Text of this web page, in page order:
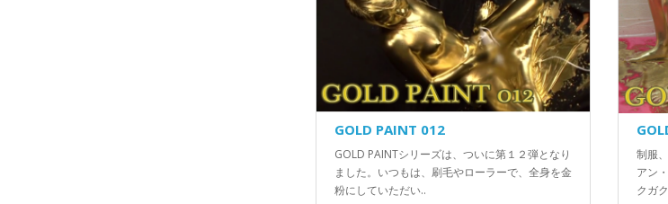
GOLD PAINT 012
GOLD PAINTシリーズは、ついに第１２弾となり
ました。いつもは、刷毛やローラーで、全身を金
粉にしていただい..
制服
アン
クガ